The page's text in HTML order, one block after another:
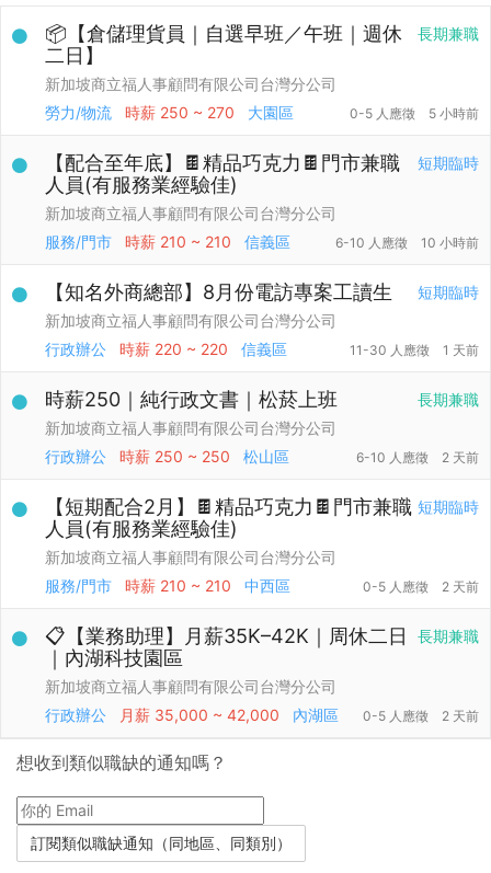
長期兼職
📦【倉儲理貨員｜自選早班／午班｜週休
二日】
新加坡商立福人事顧問有限公司台灣分公司
勞力/物流
時薪 250 ~ 270 大園區 0-5 人應徵 5 小時前
短期臨時
【配合至年底】🍫精品巧克力🍫門市兼職
人員(有服務業經驗佳)
新加坡商立福人事顧問有限公司台灣分公司
服務/門市
時薪 210 ~ 210 信義區 6-10 人應徵 10 小時前
短期臨時
【知名外商總部】8月份電訪專案工讀生
新加坡商立福人事顧問有限公司台灣分公司
行政辦公
時薪 220 ~ 220 信義區 11-30 人應徵 1 天前
長期兼職
時薪250｜純行政文書｜松菸上班
新加坡商立福人事顧問有限公司台灣分公司
行政辦公
時薪 250 ~ 250 松山區 6-10 人應徵 2 天前
短期臨時
【短期配合2月】🍫精品巧克力🍫門市兼職
人員(有服務業經驗佳)
新加坡商立福人事顧問有限公司台灣分公司
服務/門市
時薪 210 ~ 210 中西區 0-5 人應徵 2 天前
長期兼職
📋【業務助理】月薪35K–42K｜周休二日
｜內湖科技園區
新加坡商立福人事顧問有限公司台灣分公司
行政辦公
月薪 35,000 ~ 42,000 內湖區 0-5 人應徵 2 天前
想收到類似職缺的通知嗎？